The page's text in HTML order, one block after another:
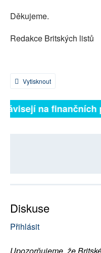
Děkujeme.
Redakce Britských listů
Vytisknout
na finančních
Diskuse
Přihlásit